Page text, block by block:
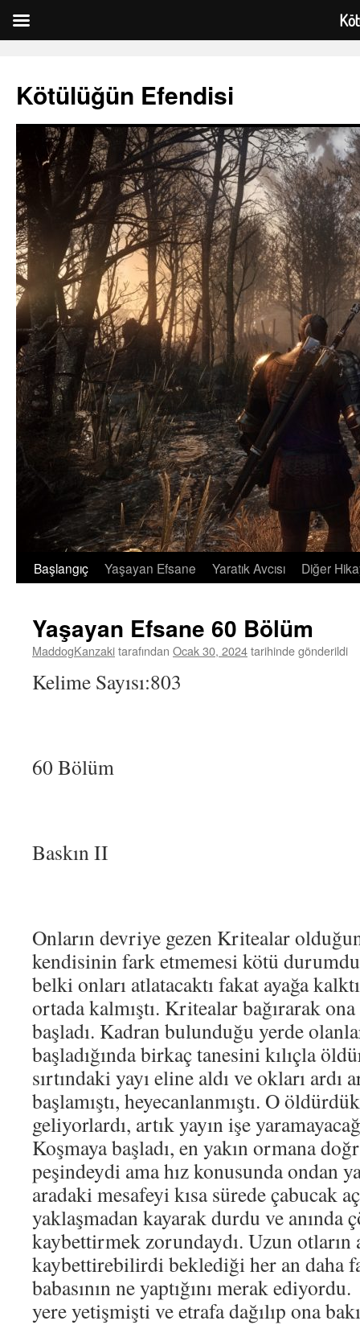
Kötülüğün Efendisi
İçeriğe
Başlangıç Yaşayan Efsane Yaratık Avcısı Diğer
Yaşayan Efsane 60 Bölüm
MaddogKanzakitarafından Ocak 30, 2024tarihinde gönderildi
Kelime Sayısı:803
60 Bölüm
Baskın II
Onların devriye gezen Kritealar
kendisinin fark etmemesi kötü
belki onları atlatacaktı fakat ayağa
ortada kalmıştı. Kritealar bağırarak
başladı. Kadran bulunduğu yerde
başladığında birkaç tanesini kılıçla
sırtındaki yayı eline aldı ve okları ardı
başlamıştı, heyecanlanmıştı. O
geliyorlardı, artık yayın işe
Koşmaya başladı, en yakın ormana
peşindeydi ama hız konusunda ondan
aradaki mesafeyi kısa sürede çabucak
yaklaşmadan kayarak durdu ve anında
kaybettirmek zorundaydı. Uzun otların
kaybettirebilirdi beklediği her an daha
babasının ne yaptığını merak
yere yetişmişti ve etrafa dağılıp ona